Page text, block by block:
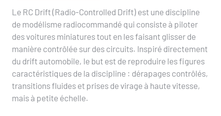
Le RC Drift (Radio-Controlled Drift) est une discipline
de modélisme radiocommandé qui consiste à piloter
des voitures miniatures tout en les faisant glisser de
manière contrôlée sur des circuits. Inspiré directement
du drift automobile, le but est de reproduire les figures
caractéristiques de la discipline : dérapages contrôlés,
transitions fluides et prises de virage à haute vitesse,
mais à petite échelle.